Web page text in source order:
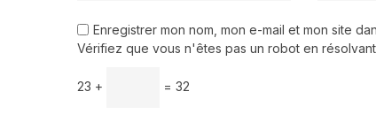
Enregistrer mon nom, mon e-mail et mon site
Vérifiez que vous n'êtes pas un robot en
23 + = 32